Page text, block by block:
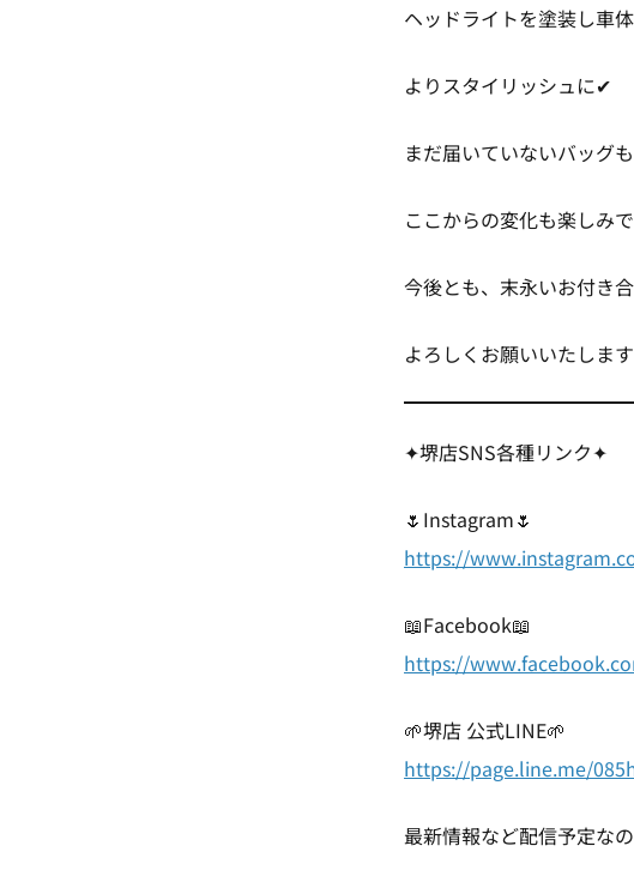
ヘッドライトを塗装し車
よりスタイリッシュに✔
まだ届いていないバッグ
ここからの変化も楽しみ
今後とも、末永いお付き
よろしくお願いいたしま
✦堺店SNS各種リンク✦
🌷Instagram🌷
https://
📖Facebook📖
https://
🌱堺店 公式LINE🌱
https://page.line.me/
最新情報など配信予定な